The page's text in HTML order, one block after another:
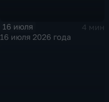
16 июля
4 мин
16 июля 2026 года